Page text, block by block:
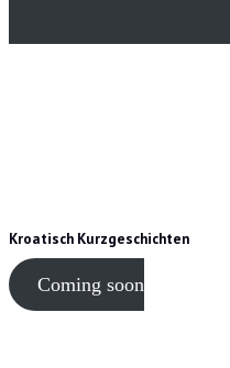
Kroatisch Kurzgeschichten
Coming soon